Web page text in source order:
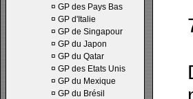
¤ GP des Pays Bas
¤ GP d'Italie
¤ GP de Singapour
¤ GP du Japon
¤ GP du Qatar
¤ GP des Etats Unis
¤ GP du Mexique
¤ GP du Brésil